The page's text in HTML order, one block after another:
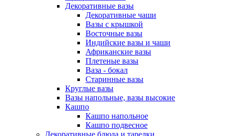
Декоративные вазы
Декоративные чаши
Вазы с крышкой
Восточные вазы
Индийские вазы и чаши
Африканские вазы
Плетеные вазы
Ваза - бокал
Старинные вазы
Круглые вазы
Вазы напольные, вазы высокие
Кашпо
Кашпо напольное
Кашпо подвесное
Декоративные блюда и тарелки